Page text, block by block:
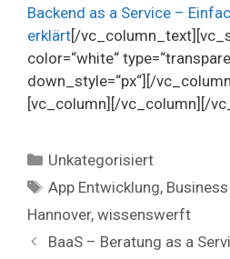
Backend as a Service –
erklärt[/
color=“white“
down_style=“px“][/
[vc_column][/vc_column][/
Kategorien
Unkategorisiert
Schlagwörter
App Entwicklung,
Hannover, wissenswerft
BaaS – Beratung as a